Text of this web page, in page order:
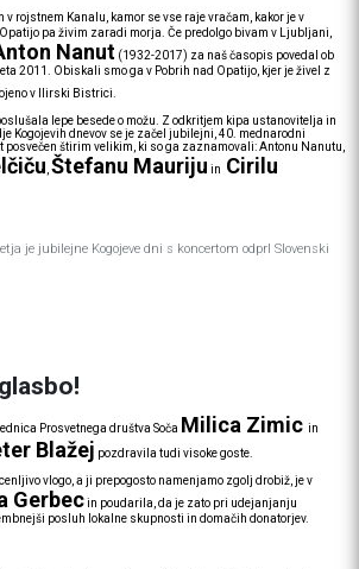
v rojstnem Kanalu, kamor se vse raje vračam, kakor je v
pa živim zaradi morja. Če predolgo bivam v Ljubljani,
Nanut (1932-2017) za naš časopis povedal ob
2011. Obiskali smo ga v Pobrih nad Opatijo, kjer je živel z
v Ilirski Bistrici.
lepe besede o možu. Z odkritjem kipa ustanovitelja in
Kogojevih dnevov se je začel jubilejni, 40. mednarodni
posvečen štirim velikim, ki so ga zaznamovali: Antonu Nanutu,
Štefanu Mauriju in Cirilu
je jubilejne Kogojeve dni s koncertom odprl Slovenski
Prosvetnega društva Soča Milica Zimic in
Blažej pozdravila tudi visoke goste.
vlogo, a ji prepogosto namenjamo zgolj drobiž, je v
Gerbecin poudarila, da je zato pri udejanjanju
posluh lokalne skupnosti in domačih donatorjev.